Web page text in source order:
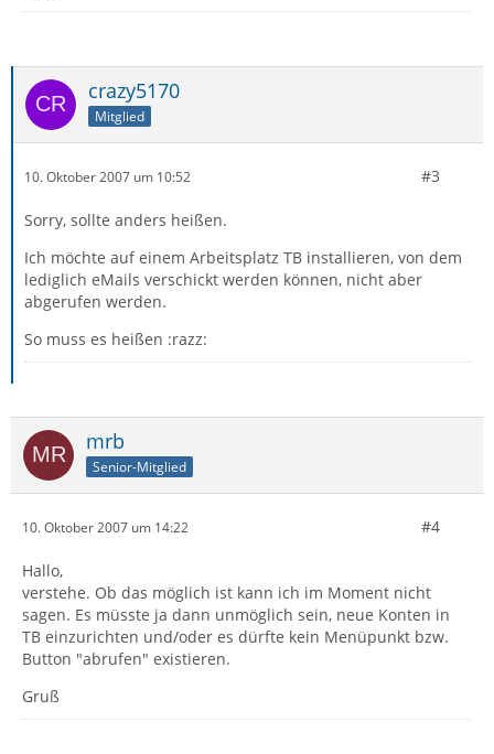
crazy5170
Mitglied
10. Oktober 2007 um 10:52 #3
Sorry, sollte anders heißen.
Ich möchte auf einem Arbeitsplatz TB installieren, von dem
lediglich eMails verschickt werden können, nicht aber
abgerufen werden.
So muss es heißen :razz:
mrb
Senior-Mitglied
10. Oktober 2007 um 14:22 #4
Hallo,
verstehe. Ob das möglich ist kann ich im Moment nicht
sagen. Es müsste ja dann unmöglich sein, neue Konten in
TB einzurichten und/oder es dürfte kein Menüpunkt bzw.
Button "abrufen" existieren.
Gruß